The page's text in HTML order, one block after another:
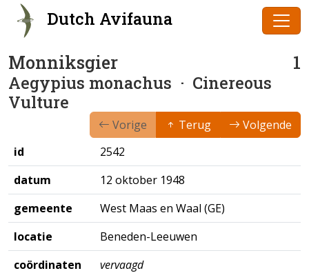
Dutch Avifauna
Monniksgier 1
Aegypius monachus · Cinereous
Vulture
Vorige Terug
Volgende
id
2542
datum
12 oktober 1948
gemeente
West Maas en Waal (GE)
locatie
Beneden-Leeuwen
coördinaten
vervaagd